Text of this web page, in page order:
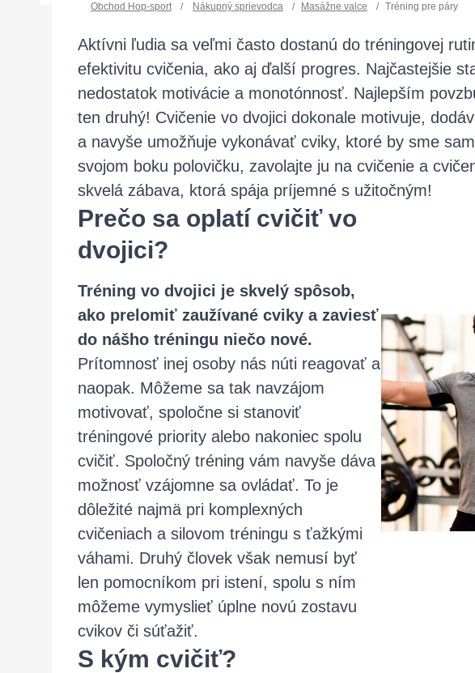
Obchod Hop-sport / Nákupný sprievodca / Masážne valce / Tréning pre páry
Aktívni ľudia sa veľmi často dostanú do tréningovej
efektivitu cvičenia, ako aj ďalší progres. Najčastejšie
nedostatok motivácie a monotónnosť. Najlepším
ten druhý! Cvičenie vo dvojici dokonale motivuje,
a navyše umožňuje vykonávať cviky, ktoré by sme
svojom boku polovičku, zavolajte ju na cvičenie a
skvelá zábava, ktorá spája príjemné s užitočným!
Prečo sa oplatí cvičiť vo
dvojici?
Tréning vo dvojici je skvelý spôsob,
ako prelomiť zaužívané cviky a zaviesť
do nášho tréningu niečo nové.
Prítomnosť inej osoby nás núti reagovať a
naopak. Môžeme sa tak navzájom
motivovať, spoločne si stanoviť
tréningové priority alebo nakoniec spolu
cvičiť. Spoločný tréning vám navyše dáva
možnosť vzájomne sa ovládať. To je
dôležité najmä pri komplexných
cvičeniach a silovom tréningu s ťažkými
váhami. Druhý človek však nemusí byť
len pomocníkom pri istení, spolu s ním
môžeme vymyslieť úplne novú zostavu
cvikov či súťažiť.
S kým cvičiť?